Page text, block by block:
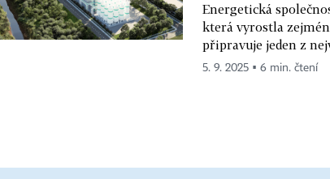
Energetická
která vyrostla
připravuje jeden z
5. 9. 2025 ▪ 6 min. čtení